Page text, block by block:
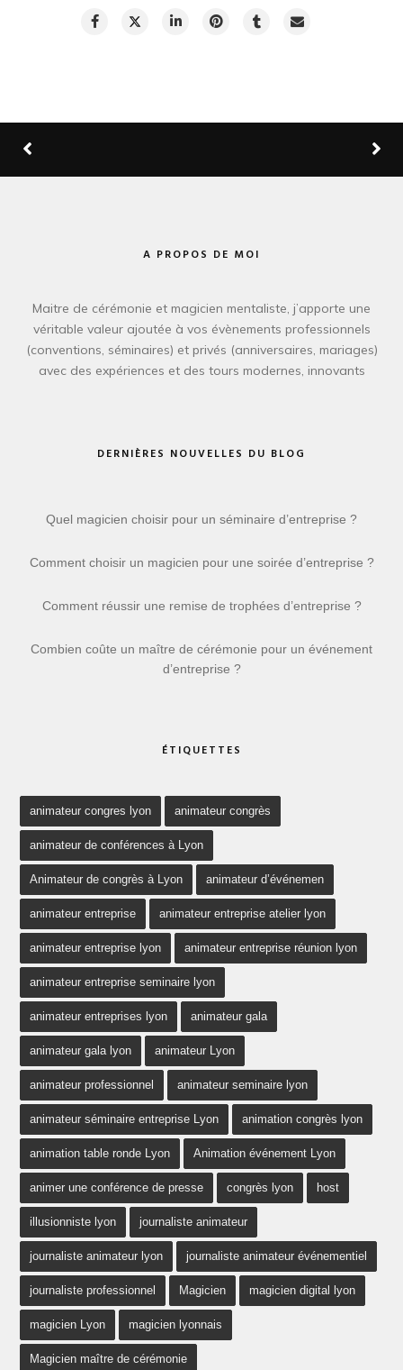
A PROPOS DE MOI
Maitre de cérémonie et magicien mentaliste, j’apporte une
véritable valeur ajoutée à vos évènements professionnels
(conventions, séminaires) et privés (anniversaires, mariages)
avec des expériences et des tours modernes, innovants
DERNIÈRES NOUVELLES DU BLOG
Quel magicien choisir pour un séminaire d’entreprise ?
Comment choisir un magicien pour une soirée d’entreprise ?
Comment réussir une remise de trophées d’entreprise ?
Combien coûte un maître de cérémonie pour un événement
d’entreprise ?
ÉTIQUETTES
animateur congres lyon animateur congrès
animateur de conférences à Lyon
Animateur de congrès à Lyon animateur d’événemen
animateur entreprise animateur entreprise atelier lyon
animateur entreprise lyon animateur entreprise réunion lyon
animateur entreprise seminaire lyon
animateur entreprises lyon animateur gala
animateur gala lyon animateur Lyon
animateur professionnel animateur seminaire lyon
animateur séminaire entreprise Lyon animation congrès lyon
animation table ronde Lyon Animation événement Lyon
animer une conférence de presse congrès lyon host
illusionniste lyon journaliste animateur
journaliste animateur lyon journaliste animateur événementiel
journaliste professionnel Magicien magicien digital lyon
magicien Lyon magicien lyonnais
Magicien maître de cérémonie